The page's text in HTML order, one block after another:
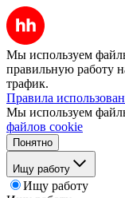
Мы используем
правильную работу
трафик.
Правила
Мы используем
файлов cookie
Понятно
Ищу работу
Ищу работу